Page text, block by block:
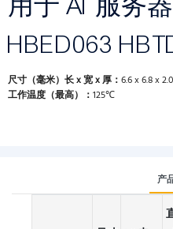
用于 AI 服务
HBED063
尺寸（毫米）长 x 宽 x 厚： 6.6 x 6.8 x
工作温度（最高）： 125℃
产